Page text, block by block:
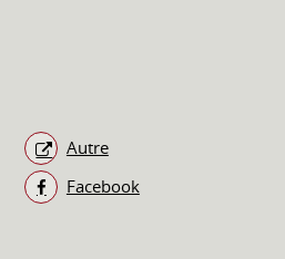
Autre
Facebook